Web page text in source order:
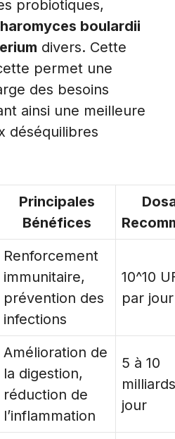
probiotiques,
boulardii
divers. Cette
permet une
des besoins
ainsi une meilleure
déséquilibres
Principales
Bénéfices
Renforcement
immunitaire,
prévention des
infections
10^10
par jour
Amélioration de
la digestion,
réduction de
l’inflammation
5 à 10
jour